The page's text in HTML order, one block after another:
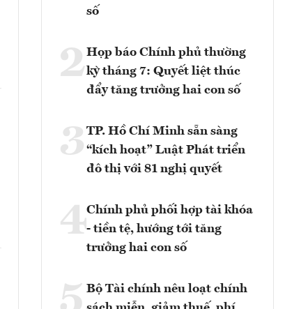
số
2Họp báo Chính phủ thường
kỳ tháng 7: Quyết liệt thúc
đẩy tăng trưởng hai con số
3 TP. Hồ Chí Minh sẵn sàng
“kích hoạt” Luật Phát triển
đô thị với 81 nghị quyết
4Chính phủ phối hợp tài khóa
- tiền tệ, hướng tới tăng
trưởng hai con số
Bộ Tài chính nêu loạt chính